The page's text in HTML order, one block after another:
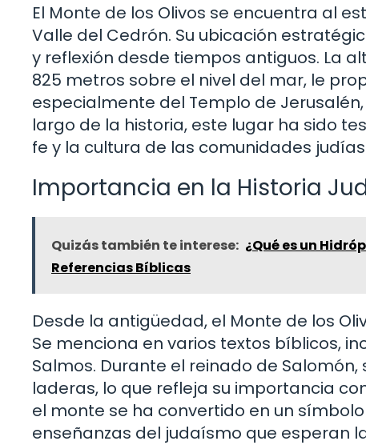
El Monte de los Olivos se encuentra al
Valle del Cedrón. Su ubicación
y reflexión desde tiempos antiguos. La
825 metros sobre el nivel del mar, le
especialmente del Templo de
largo de la historia, este lugar ha sido
fe y la cultura de las comunidades
Importancia en la Historia
Quizás también te interese: ¿Qué es un
Referencias Bíblicas
Desde la antigüedad, el Monte de los
Se menciona en varios textos bíblicos,
Salmos. Durante el reinado de
laderas, lo que refleja su importancia
el monte se ha convertido en un
enseñanzas del judaísmo que esperan